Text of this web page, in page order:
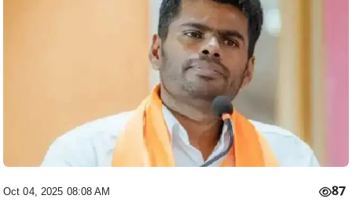
Oct 04, 2025 08:08 AM 87